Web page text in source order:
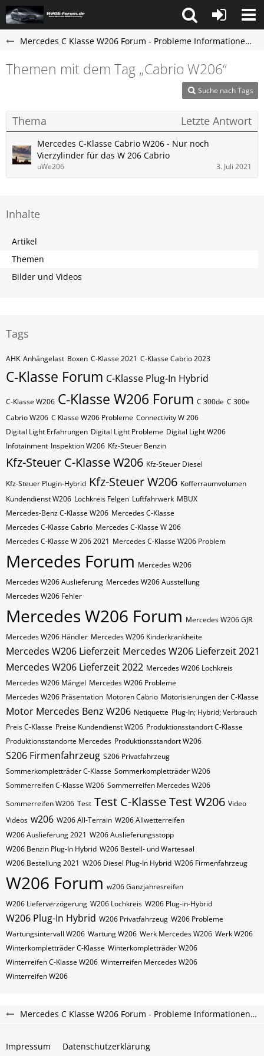
Mercedes C Klasse W206 Forum - Probleme Informationen und Erfahrungen
Themen mit dem Tag „Cabrio W206“
Suche nach Tags
Thema Letzte Antwort
Mercedes C-Klasse Cabrio W206 - Nur noch
Vierzylinder für das W 206 Cabrio
uWe206 3. Juli 2021
Inhalte
Artikel
Themen
Bilder und Videos
Tags
AHK Anhängelast Boxen C-Klasse 2021 C-Klasse Cabrio 2023
C-Klasse Forum C-Klasse Plug-In Hybrid
C-Klasse W206 C-Klasse W206 Forum C 300de C 300e
Cabrio W206 C Klasse W206 Probleme Connectivity W 206
Digital Light Erfahrungen Digital Light Probleme Digital Light W206
Infotainment Inspektion W206 Kfz-Steuer Benzin
Kfz-Steuer C-Klasse W206 Kfz-Steuer Diesel
Kfz-Steuer Plugin-Hybrid Kfz-Steuer W206 Kofferraumvolumen
Kundendienst W206 Lochkreis Felgen Luftfahrwerk MBUX
Mercedes-Benz C-Klasse W206 Mercedes C-Klasse
Mercedes C-Klasse Cabrio Mercedes C-Klasse W 206
Mercedes C-Klasse W 206 2021 Mercedes C-Klasse W206 Problem
Mercedes Forum Mercedes W206
Mercedes W206 Auslieferung Mercedes W206 Ausstellung
Mercedes W206 Fehler
Mercedes W206 Forum Mercedes W206 GJR
Mercedes W206 Händler Mercedes W206 Kinderkrankheite
Mercedes W206 Lieferzeit Mercedes W206 Lieferzeit 2021
Mercedes W206 Lieferzeit 2022 Mercedes W206 Lochkreis
Mercedes W206 Mängel Mercedes W206 Probleme
Mercedes W206 Präsentation Motoren Cabrio Motorisierungen der C-Klasse
Motor Mercedes Benz W206 Netiquette Plug-In; Hybrid; Verbrauch
Preis C-Klasse Preise Kundendienst W206 Produktionsstandort C-Klasse
Produktionsstandorte Mercedes Produktionsstandort W206
S206 Firmenfahrzeug S206 Privatfahrzeug
Sommerkompletträder C-Klasse Sommerkompletträder W206
Sommerreifen C-Klasse W206 Sommerreifen Mercedes W206
Sommerreifen W206 Test Test C-KlasseTest W206 Video
Videos w206 W206 All-Terrain W206 Allwetterreifen
W206 Auslieferung 2021 W206 Auslieferungsstopp
W206 Benzin Plug-In Hybrid W206 Bestell- und Wartesaal
W206 Bestellung 2021 W206 Diesel Plug-In Hybrid W206 Firmenfahrzeug
W206 Forum w206 Ganzjahresreifen
W206 Lieferverzögerung W206 Lochkreis W206 Plug-in-Hybrid
W206 Plug-In Hybrid W206 Privatfahrzeug W206 Probleme
Wartungsintervall W206 Wartung W206 Werk Mercedes W206 Werk W206
Winterkompletträder C-Klasse Winterkompletträder W206
Winterreifen C-Klasse W206 Winterreifen Mercedes W206
Winterreifen W206
Mercedes C Klasse W206 Forum - Probleme Informationen und Erfahrungen
Impressum Datenschutzerklärung